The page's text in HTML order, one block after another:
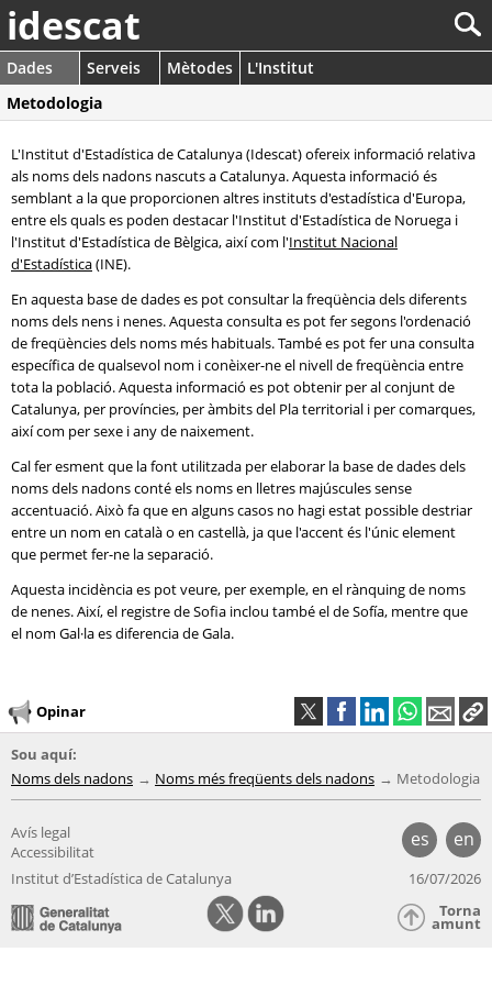
idescat
Dades Serveis Mètodes
L'Institut
Metodologia
L'Institut d'Estadística de Catalunya (Idescat) ofereix informació relativa
als noms dels nadons nascuts a Catalunya. Aquesta informació és
semblant a la que proporcionen altres instituts d'estadística d'Europa,
entre els quals es poden destacar l'Institut d'Estadística de Noruega i
l'Institut d'Estadística de Bèlgica, així com l'Institut Nacional
d'Estadística(INE).
En aquesta base de dades es pot consultar la freqüència dels diferents
noms dels nens i nenes. Aquesta consulta es pot fer segons l'ordenació
de freqüències dels noms més habituals. També es pot fer una consulta
específica de qualsevol nom i conèixer-ne el nivell de freqüència entre
tota la població. Aquesta informació es pot obtenir per al conjunt de
Catalunya, per províncies, per àmbits del Pla territorial i per comarques,
així com per sexe i any de naixement.
Cal fer esment que la font utilitzada per elaborar la base de dades dels
noms dels nadons conté els noms en lletres majúscules sense
accentuació. Això fa que en alguns casos no hagi estat possible destriar
entre un nom en català o en castellà, ja que l'accent és l'únic element
que permet fer-ne la separació.
Aquesta incidència es pot veure, per exemple, en el rànquing de noms
de nenes. Així, el registre de Sofia inclou també el de Sofía, mentre que
el nom Gal·la es diferencia de Gala.
Opinar
Sou aquí:
Noms dels nadons
Noms més freqüents dels nadons Metodologia
es en
Avís legal
Accessibilitat
Institut d’Estadística de Catalunya
16/07/2026
Torna
amunt